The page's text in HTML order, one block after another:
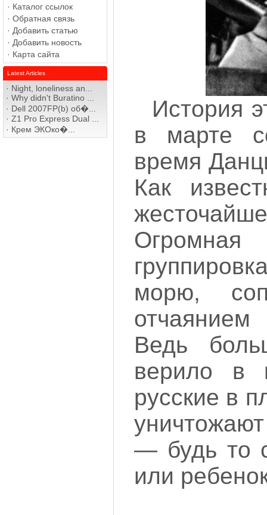
· Каталог ссылок
· Обратная связь
· Добавить статью
· Добавить новость
· Карта сайта
Latest Articles
· Night, loneliness an...
· Why didn't Buratino ...
· Dell 2007FP(b) об�...
· Z1 Pro Express Dual ...
· Крем ЭКОко�...
История
в марте
время
Как
морю,
Ведь
верило в
русские в
— будь то
или